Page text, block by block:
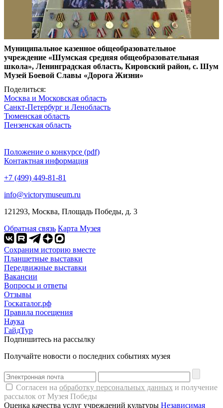
Муниципальное казенное общеобразовательное
учреждение «Шумская средняя общеобразовательная
школа», Ленинградская область, Кировский район, с. Шум
Музей Боевой Славы «Дорога Жизни»
Поделиться:
Москва и Московская область
Санкт-Петербург и Ленобласть
Тюменская область
Пензенская область
Положение о конкурсе (pdf)
Контактная информация
+7 (499) 449-81-81
info@victorymuseum.ru
121293, Москва, Площадь Победы, д. 3
Обратная связь Карта Музея
Сохраним историю вместе
Планшетные выставки
Передвижные выставки
Вакансии
Вопросы и ответы
Отзывы
Госкаталог.рф
Правила посещения
Наука
ГайдТур
Подпишитесь на рассылку
Получайте новости о последних событиях музея
Согласен на обработку персональных данных и получение
рассылок от Музея Победы
Оценка качества услуг учреждений культуры Независимая